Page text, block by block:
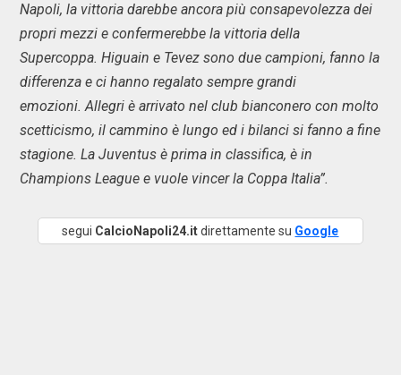
Napoli, la vittoria darebbe ancora più consapevolezza dei
propri mezzi e confermerebbe la vittoria della
Supercoppa. Higuain e Tevez sono due campioni, fanno la
differenza e ci hanno regalato sempre grandi
emozioni.Allegri è arrivato nel club bianconero con molto
scetticismo, il cammino è lungo ed i bilanci si fanno a fine
stagione. La Juventus è prima in classifica, è in
Champions League e vuole vincer la Coppa Italia”.
segui CalcioNapoli24.itdirettamente su Google